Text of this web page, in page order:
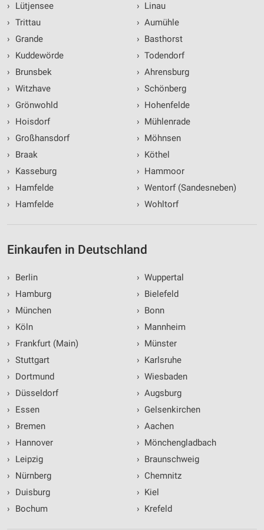
›
Lütjensee
› Trittau
›
Grande
›
Kuddewörde
›
Brunsbek
› Witzhave
›
Grönwohld
›
Hoisdorf
›
Großhansdorf
›
Braak
›
Kasseburg
›
Hamfelde
›
Hamfelde
› Linau
› Aumühle
› Basthorst
› Todendorf
› Ahrensburg
› Schönberg
› Hohenfelde
› Mühlenrade
› Möhnsen
› Köthel
› Hammoor
› Wentorf (Sandesneben)
› Wohltorf
Einkaufen in Deutschland
›
Berlin
›
Hamburg
›
München
›
Köln
›
Frankfurt (Main)
› Stuttgart
›
Dortmund
›
Düsseldorf
›
Essen
›
Bremen
›
Hannover
›
Leipzig
›
Nürnberg
›
Duisburg
›
Bochum
› Wuppertal
› Bielefeld
› Bonn
› Mannheim
› Münster
› Karlsruhe
› Wiesbaden
› Augsburg
› Gelsenkirchen
› Aachen
› Mönchengladbach
› Braunschweig
› Chemnitz
› Kiel
› Krefeld